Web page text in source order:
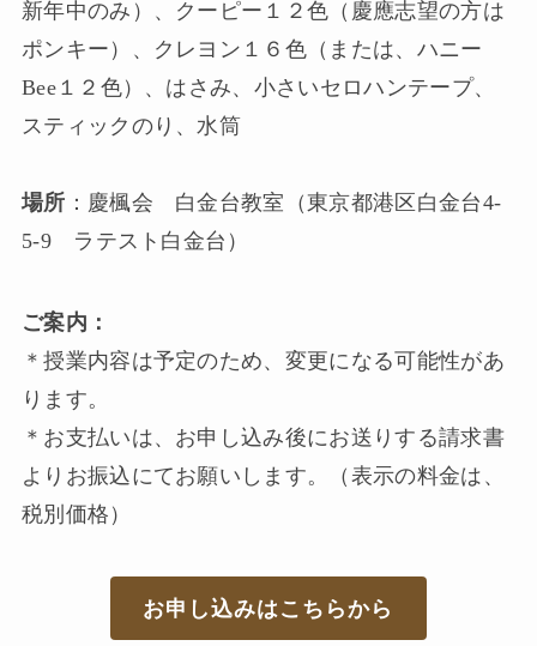
新年中のみ）、クーピー１２色（慶應志望の方は
ポンキー）、クレヨン１６色（または、ハニー
Bee１２⾊）、はさみ、小さいセロハンテープ、
スティックのり、水筒
場所 ：慶楓会 白金台教室（東京都港区白金台4-
5-9 ラテスト白金台）
ご案内：
＊授業内容は予定のため、変更になる可能性があ
ります。
＊お支払いは、お申し込み後にお送りする請求書
よりお振込にてお願いします。（表示の料金は、
税別価格）
お申し込みはこちらから